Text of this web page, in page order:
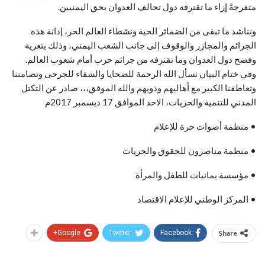
متفرجةً إزاء ما تقترفه دول تحالف العدوان بحق اليمنيين.
ونناشد ما تبقى من الضمائر الحية ونشطاء العالم الحر، إدانة هذه
الجرائم والمجازر والوقوف إلى جانب الشعب اليمني، وذلك بتعرية
وفضح دول العدوان وما تقترفه من جرائم حرب أمام شعوب العالم.
وفي ختام البيان نسأل الله الرحمة للضحايا والشفاء للجرحى وتضامننا
وتعاطفنا الكبير مع أهاليهم وذويهم والله الموفق،،، صادر عن التكتل
المدني للتنمية والحريات، الاحد الموافق 17 ديسمبر 2017م
• منظمة أصوات حرة للإعلام
• منظمة مناصرون للحقوق والحريات
• مؤسسة يمانيات للطفل والمرأة
• المركز الوطني للإعلام الاقتصاد
Share
Facebook
Twitter
Google+